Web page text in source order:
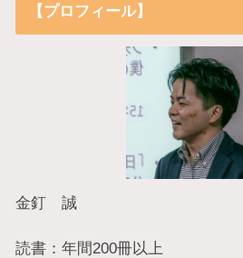
【プロフィール】
金釘 誠
読書：年間200冊以上